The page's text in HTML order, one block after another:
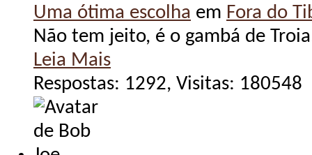
Uma ótima escolha em Fora do
Não tem jeito, é o gambá de
Leia Mais
Respostas: 1292, Visitas: 180548